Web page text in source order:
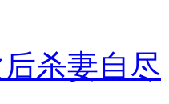
杀妻自尽